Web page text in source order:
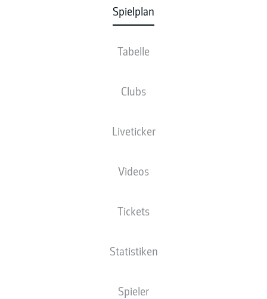
Spielplan
Tabelle
Clubs
Liveticker
Videos
Tickets
Statistiken
Spieler
AUFSTELLUNGEN
Die Startaufstellung wird 60 Minuten vor